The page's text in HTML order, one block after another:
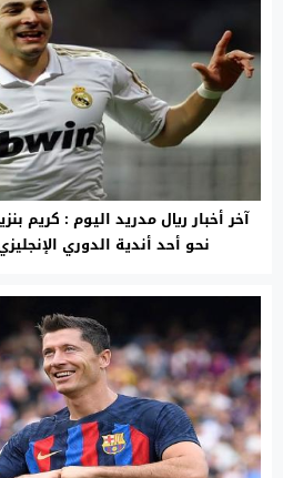
آخر أخبار ريال مدريد اليوم : كريم
نحو أحد أندية الدوري